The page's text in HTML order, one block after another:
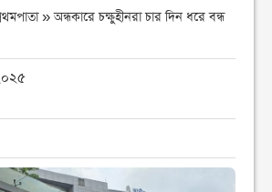
»অন্ধকারে চক্ষুহীনরা চার দিন ধরে বন্ধ